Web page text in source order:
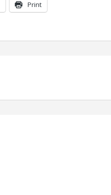
Print